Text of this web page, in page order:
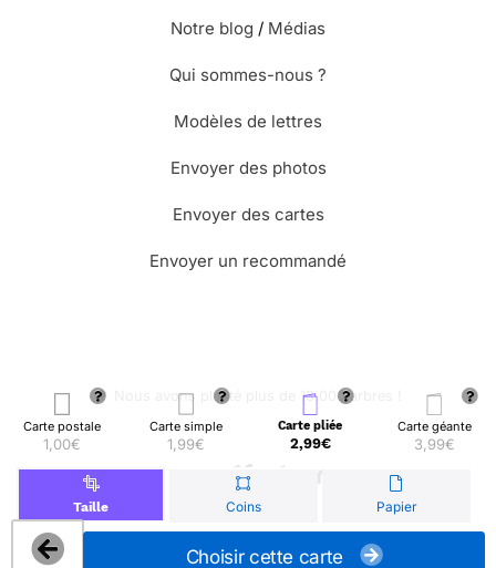
Carte postale
1,00€
Carte simple
1,99€
Carte pliée
2,99€
Carte géante
3,99€
Taille Coins Papier
Choisir cette carte
Notre blog / Médias
Qui sommes-nous ?
Modèles de lettres
Envoyer des photos
Envoyer des cartes
Envoyer un recommandé
🌳 Nous avons planté plus de 13.000 arbres !
© Merci Facteur